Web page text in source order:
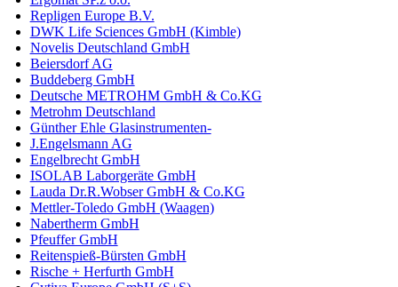
Repligen Europe B.V.
DWK Life Sciences GmbH (Kimble)
Novelis Deutschland GmbH
Beiersdorf AG
Buddeberg GmbH
Deutsche METROHM GmbH & Co.KG
Metrohm Deutschland
Günther Ehle Glasinstrumenten-
J.Engelsmann AG
Engelbrecht GmbH
ISOLAB Laborgeräte GmbH
Lauda Dr.R.Wobser GmbH & Co.KG
Mettler-Toledo GmbH (Waagen)
Nabertherm GmbH
Pfeuffer GmbH
Reitenspieß-Bürsten GmbH
Rische + Herfurth GmbH